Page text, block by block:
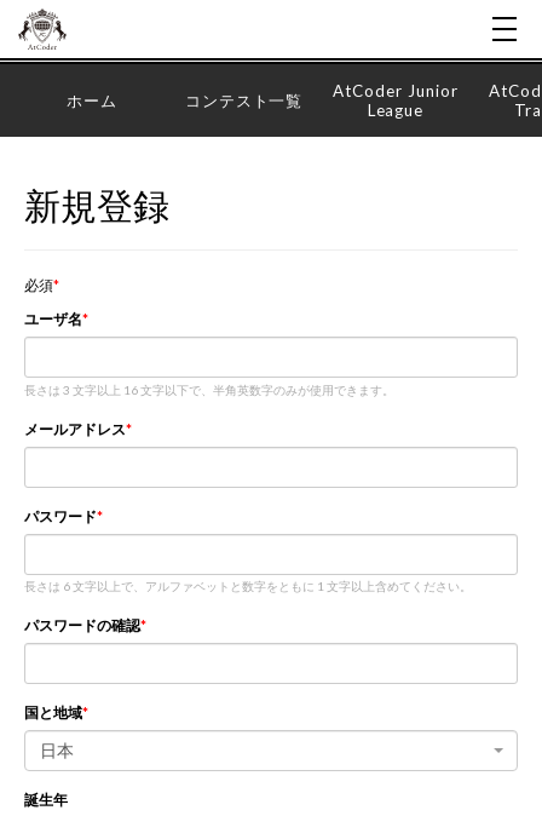
ホーム コンテスト一覧
AtCoder Junior
League
新規登録
必須
ユーザ名
長さは 3 文字以上 16 文字以下で、半角英数字のみが使用できます。
メールアドレス
パスワード
長さは 6 文字以上で、アルファベットと数字をともに 1 文字以上含めてください。
パスワードの確認
国と地域
日本
誕生年